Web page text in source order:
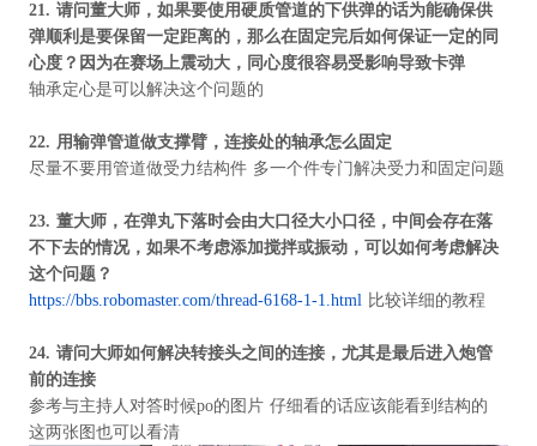
21. 请问董大师，如果要使用硬质管道的下供弹的话为能确保供
弹顺利是要保留一定距离的，那么在固定完后如何保证一定的同
心度？因为在赛场上震动大，同心度很容易受影响导致卡弹
轴承定心是可以解决这个问题的
22. 用输弹管道做支撑臂，连接处的轴承怎么固定
尽量不要用管道做受力结构件 多一个件专门解决受力和固定问题
23. 董大师，在弹丸下落时会由大口径大小口径，中间会存在落
不下去的情况，如果不考虑添加搅拌或振动，可以如何考虑解决
这个问题？
https://bbs.robomaster.com/thread-6168-1-1.html 比较详细的教程
24. 请问大师如何解决转接头之间的连接，尤其是最后进入炮管
前的连接
参考与主持人对答时候po的图片 仔细看的话应该能看到结构的
这两张图也可以看清